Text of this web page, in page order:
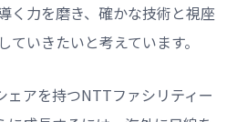
く力を磨き、確かな技術と視座
ていきたいと考えています。
ェアを持つNTTファシリティー